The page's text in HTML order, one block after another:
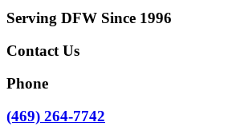
Serving DFW Since 1996
Contact Us
Phone
(469) 264-7742